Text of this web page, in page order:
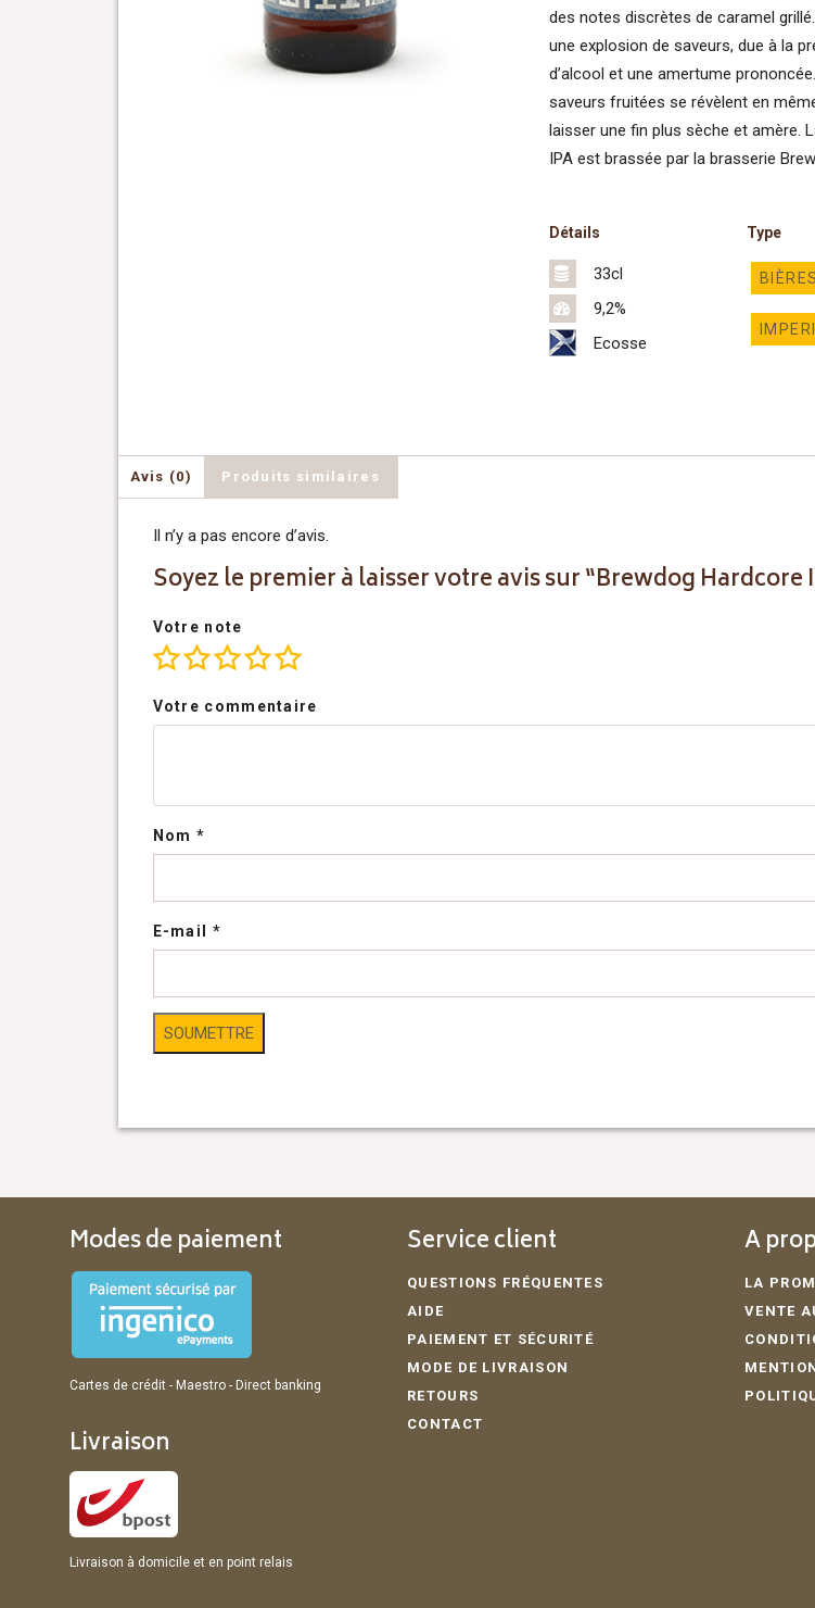
des notes discrètes de caramel
une explosion de saveurs, due à la
d’alcool et une amertume
saveurs fruitées se révèlent en
laisser une fin plus sèche et amère.
IPA est brassée par la brasserie
Détails
33cl
9,2%
Ecosse
Type
Avis (0) Produits similaires
Il n’y a pas encore d’avis.
Soyez le premier à laisser votre avis sur “Brewdog Hardcore
Votre note
Votre commentaire
Nom *
E-mail *
Modes de paiement
Cartes de crédit - Maestro - Direct banking
Livraison
Livraison à domicile et en point relais
Service client
QUESTIONS FRÉQUENTES
AIDE
PAIEMENT ET SÉCURITÉ
MODE DE LIVRAISON
RETOURS
CONTACT
A
LA
VENTE